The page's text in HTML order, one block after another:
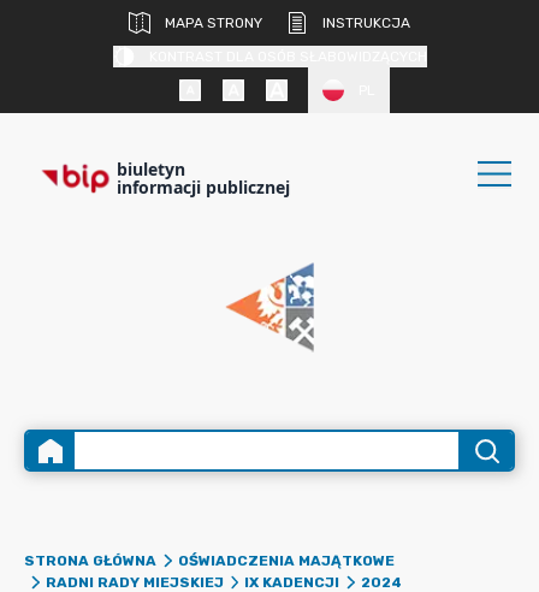
MAPA STRONY
INSTRUKCJA
biuletyn
informacji publicznej
STRONA GŁÓWNA
OŚWIADCZENIA MAJĄTKOWE
RADNI RADY MIEJSKIEJ
IX KADENCJI
2024